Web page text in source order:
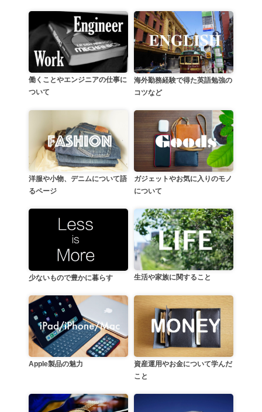
働くことやエンジニアの仕事に
ついて
海外勤務経験で得た英語勉強の
コツなど
洋服や小物、デニムについて語
るページ
ガジェットやお気に入りのモノ
について
少ないもので豊かに暮らす 生活や家族に関すること
Apple製品の魅力
資産運用やお金について学んだ
こと